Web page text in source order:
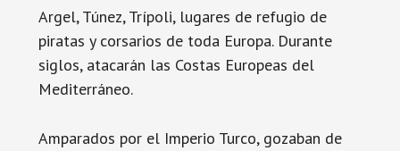
Argel, Túnez, Trípoli, lugares de refugio de
piratas y corsarios de toda Europa. Durante
siglos, atacarán las Costas Europeas del
Mediterráneo.
Amparados por el Imperio Turco, gozaban de